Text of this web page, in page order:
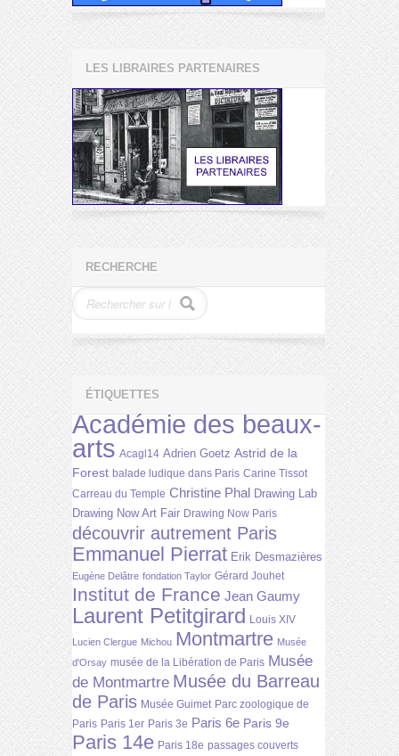
LES LIBRAIRES PARTENAIRES
RECHERCHE
ÉTIQUETTES
Académie des beaux-
arts Acagl14 Adrien Goetz Astrid de la
Forest balade ludique dans Paris Carine Tissot
Carreau du Temple Christine Phal Drawing Lab
Drawing Now Art Fair Drawing Now Paris
découvrir autrement Paris
Emmanuel Pierrat Erik Desmazières
Eugène Delâtre fondation Taylor Gérard Jouhet
Institut de France Jean Gaumy
Laurent Petitgirard Louis XIV
Lucien Clergue Michou Montmartre Musée
d'Orsay musée de la Libération de Paris Musée
de Montmartre Musée du Barreau
de Paris Musée Guimet Parc zoologique de
Paris Paris 1er Paris 3e Paris 6e Paris 9e
Paris 14e Paris 18e passages couverts